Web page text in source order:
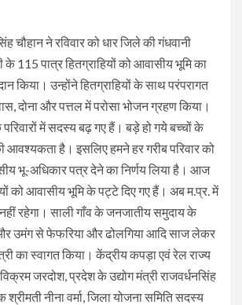
चौहान ने रविवार को धार जिले की गंधवानी
115 पात्र हितग्राहियों को आवासीय भूमि का
किया। उन्होंने हितग्राहियों के साथ परंपरागत
दोना और पत्तल में परोसा भोजन ग्रहण किया।
में सदस्य बढ़ गए हैं। बड़े हो गये बच्चों के
आवश्यकता है। इसलिए हमने हर गरीब परिवार को
भू-अधिकार पत्र देने का निर्णय लिया है। आज
को आवासीय भूमि के पट्टे दिए गए हैं। अब म.प्र. में
रहेगा। साली गाँव के जनजातीय समुदाय के
उमंग से फेफरिया और ढोलगिया आदि साज लेकर
का स्वागत किया। केंद्रीय कपड़ा एवं रेल राज्य
विक्रम जरदोश, प्रदेश के उद्योग मंत्री राजवर्धनसिंह
श्रीमती नीना वर्मा, जिला योजना समिति सदस्य